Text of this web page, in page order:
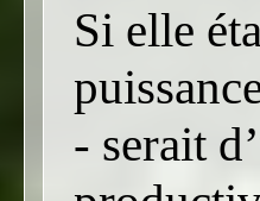
Si elle
- serait